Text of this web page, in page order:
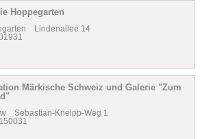
Hoppegarten
Lindenallee 14
Märkische Schweiz und Galerie "Zum
Sebastian-Kneipp-Weg 1